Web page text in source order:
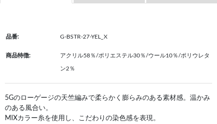
品番: G-BSTR-27-YEL_X
商品特徴: アクリル58％/ポリエステル30％/ウール10％/ポリウレタ
ン2％
5Gのローゲージの天竺編みで柔らかく膨らみのある素材感。温かみ
のある風合い。
MIXカラー糸を使用し、こだわりの染色感を表現。